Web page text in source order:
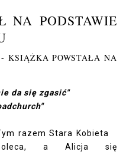
NA PODSTAWIE
KSIĄŻKA POWSTAŁA NA
da się zgasić"
razem Stara Kobieta
a Alicja się